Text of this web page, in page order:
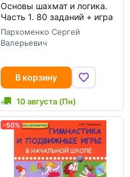
Основы шахмат и логика.
Часть 1. 80 заданий + игра
Пархоменко Сергей
Валерьевич
В корзину
10 августа (Пн)
-50%